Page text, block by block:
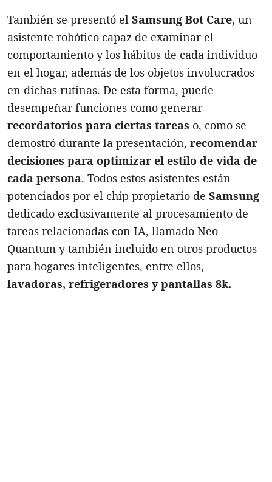
También se presentó el Samsung Bot Care, un
asistente robótico capaz de examinar el
comportamiento y los hábitos de cada individuo
en el hogar, además de los objetos involucrados
en dichas rutinas. De esta forma, puede
desempeñar funciones como generar
recordatorios para ciertas tareas o, como se
demostró durante la presentación, recomendar
decisiones para optimizar el estilo de vida de
cada persona. Todos estos asistentes están
potenciados por el chip propietario de Samsung
dedicado exclusivamente al procesamiento de
tareas relacionadas con IA, llamado Neo
Quantum y también incluido en otros productos
para hogares inteligentes, entre ellos,
lavadoras, refrigeradores y pantallas 8k.